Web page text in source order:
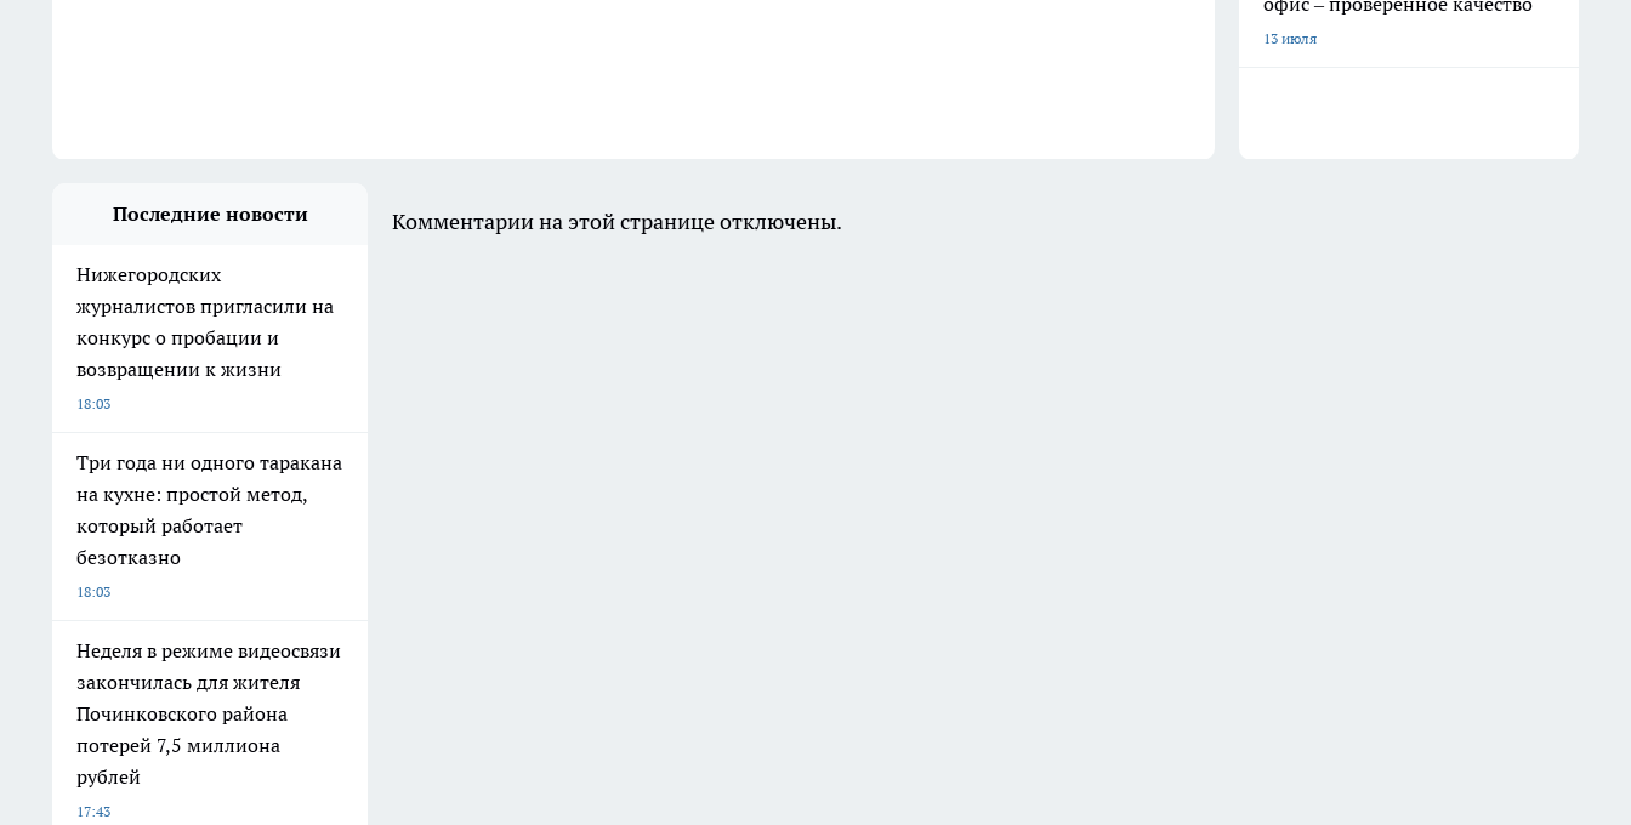
13 июля
Последние новости
Нижегородских
журналистов пригласили на
конкурс о пробации и
возвращении к жизни
18:03
Три года ни одного таракана
на кухне: простой метод,
который работает
безотказно
18:03
Неделя в режиме видеосвязи
закончилась для жителя
Починковского района
потерей 7,5 миллиона
рублей
17:43
Комментарии на этой странице отключены.